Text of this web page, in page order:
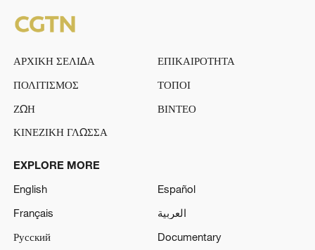
ΑΡΧΙΚΗ ΣΕΛΙΔΑ
ΕΠΙΚΑΙΡΟΤΗΤΑ
ΠΟΛΙΤΙΣΜΟΣ
ΤΟΠΟΙ
ΖΩΗ
ΒΙΝΤΕΟ
ΚΙΝΕΖΙΚΗ ΓΛΩΣΣΑ
EXPLORE MORE
English
Español
Français
العربية
Русский
Documentary